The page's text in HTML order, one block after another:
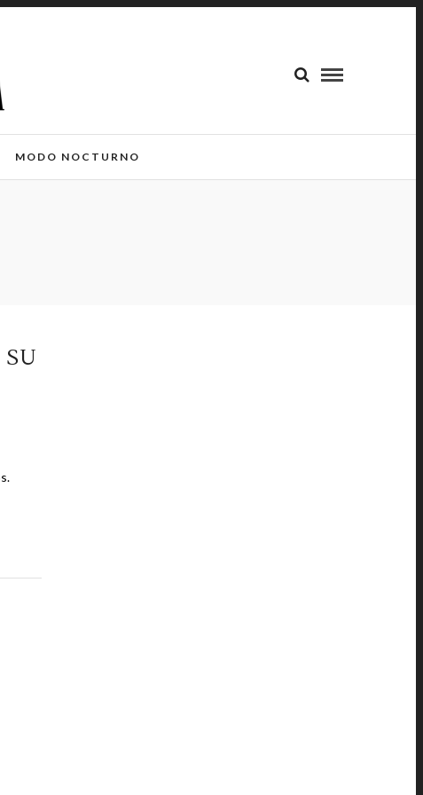
MODO NOCTURNO